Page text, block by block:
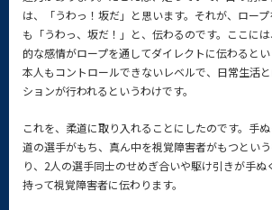
は、「うわっ！坂だ」と思います。それが、ロー
も「うわっ、坂だ！」と、伝わるのです。ここに
的な感情がロープを通してダイレクトに伝わるとい
本人もコントロールできないレベルで、日常生活
ションが行われるというわけです。
これを、柔道に取り入れることにしたのです。手
道の選手がもち、真ん中を視覚障害者がもつとい
り、2人の選手同士のせめぎ合いや駆け引きが手ぬ
持って視覚障害者に伝わります。